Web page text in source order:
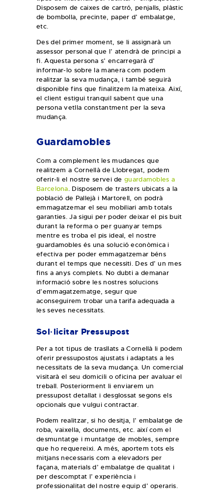
Disposem de caixes de cartró, penjalls, plàstic
de bombolla, precinte, paper d’ embalatge,
etc.
Des del primer moment, se li assignarà un
assessor personal que l’ atendrà de principi a
fi. Aquesta persona s’ encarregarà d’
informar-lo sobre la manera com podem
realitzar la seva mudança, i també seguirà
disponible fins que finalitzem la mateixa. Així,
el client estigui tranquil sabent que una
persona vetlla constantment per la seva
mudança.
Guardamobles
Com a complement les mudances que
realitzem a Cornellà de Llobregat, podem
oferir-li el nostre servei deguardamobles a
Barcelona. Disposem de trasters ubicats a la
població de Pallejà i Martorell, on podrà
emmagatzemar el seu mobiliari amb totals
garanties. Ja sigui per poder deixar el pis buit
durant la reforma o per guanyar temps
mentre es troba el pis ideal, el nostre
guardamobles és una solució econòmica i
efectiva per poder emmagatzemar béns
durant el temps que necessiti. Des d’ un mes
fins a anys complets. No dubti a demanar
informació sobre les nostres solucions
d’emmagatzematge, segur que
aconseguirem trobar una tarifa adequada a
les seves necessitats.
Sol·licitar Pressupost
Per a tot tipus de trasllats a Cornellà li podem
oferir pressupostos ajustats i adaptats a les
necessitats de la seva mudança. Un comercial
visitarà el seu domicili o oficina per avaluar el
treball. Posteriorment li enviarem un
pressupost detallat i desglossat segons els
opcionals que vulgui contractar.
Podem realitzar, si ho desitja, l’ embalatge de
roba, vaixella, documents, etc. així com el
desmuntatge i muntatge de mobles, sempre
que ho requereixi. A més, aportem tots els
mitjans necessaris com a elevadors per
façana, materials d’ embalatge de qualitat i
per descomptat l’ experiència i
professionalitat del nostre equip d’ operaris.